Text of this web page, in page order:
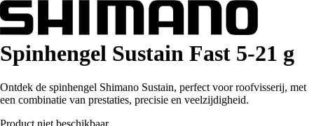
Spinhengel Sustain Fast 5-21 g
Ontdek de spinhengel Shimano Sustain, perfect voor roofvisserij, met
een combinatie van prestaties, precisie en veelzijdigheid.
Product niet beschikbaar